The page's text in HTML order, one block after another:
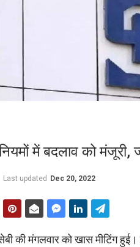
में बदलाव को मंजूरी,
Last updated Dec 20, 2022
की मंगलवार को खास मीटिंग